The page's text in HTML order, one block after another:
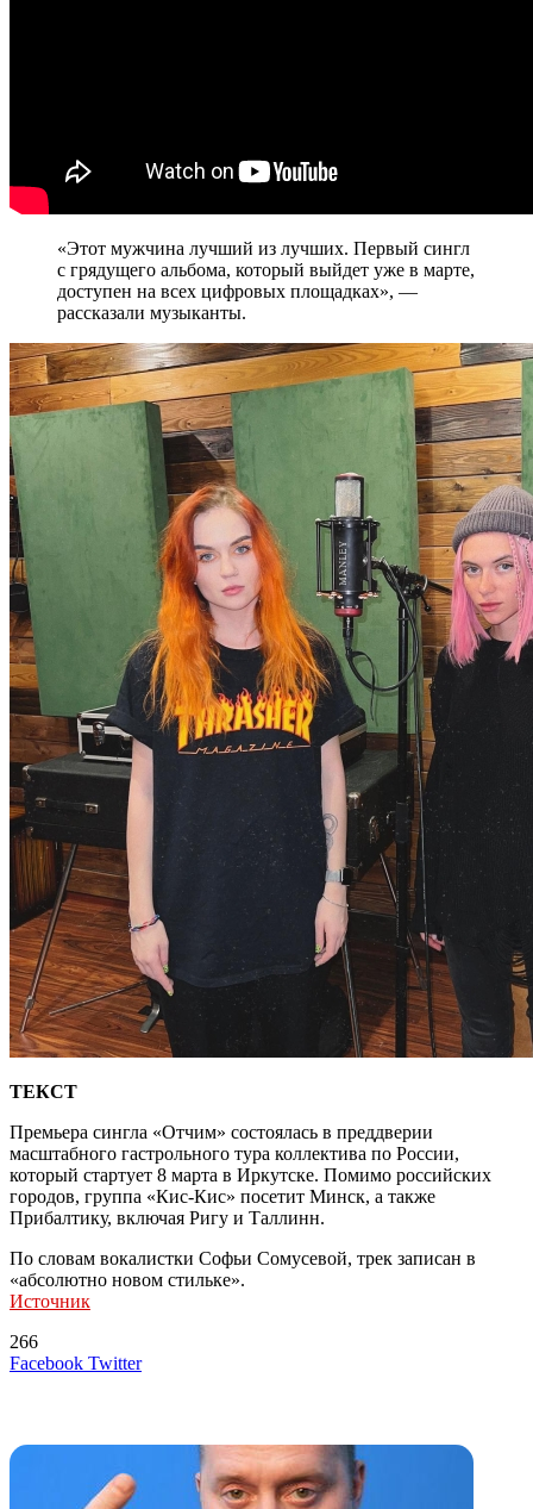
«Этот мужчина лучший из лучших. Первый сингл
с грядущего альбома, который выйдет уже в марте,
доступен на всех цифровых площадках», —
рассказали музыканты.
ТЕКСТ
Премьера сингла «Отчим» состоялась в преддверии
масштабного гастрольного тура коллектива по России,
который стартует 8 марта в Иркутске. Помимо российских
городов, группа «Кис-Кис» посетит Минск, а также
Прибалтику, включая Ригу и Таллинн.
По словам вокалистки Софьи Сомусевой, трек записан в
«абсолютно новом стильке».
Источник
266
Facebook TwitterLinkedIn
Tumblr
Reddit
Вконтакте
Одноклассники
Skype
Messenger
Messenger
WhatsApp
Telegram
Viber
Line
Поделиться
Печатать